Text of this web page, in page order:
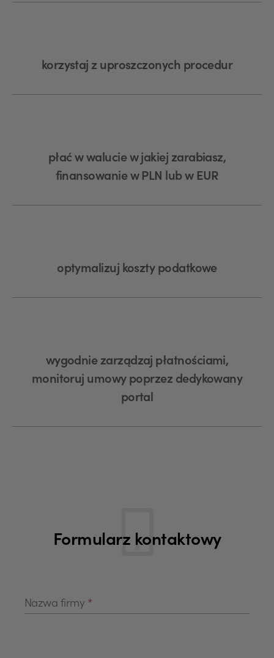
korzystaj z uproszczonych procedur
płać w walucie w jakiej zarabiasz,
finansowanie w PLN lub w EUR
optymalizuj koszty podatkowe
wygodnie zarządzaj płatnościami,
monitoruj umowy poprzez dedykowany
portal
Formularz kontaktowy
Nazwa firmy *